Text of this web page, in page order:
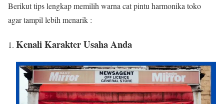
Berikut tips lengkap memilih warna cat pintu harmonika toko
agar tampil lebih menarik :
Kenali Karakter Usaha Anda